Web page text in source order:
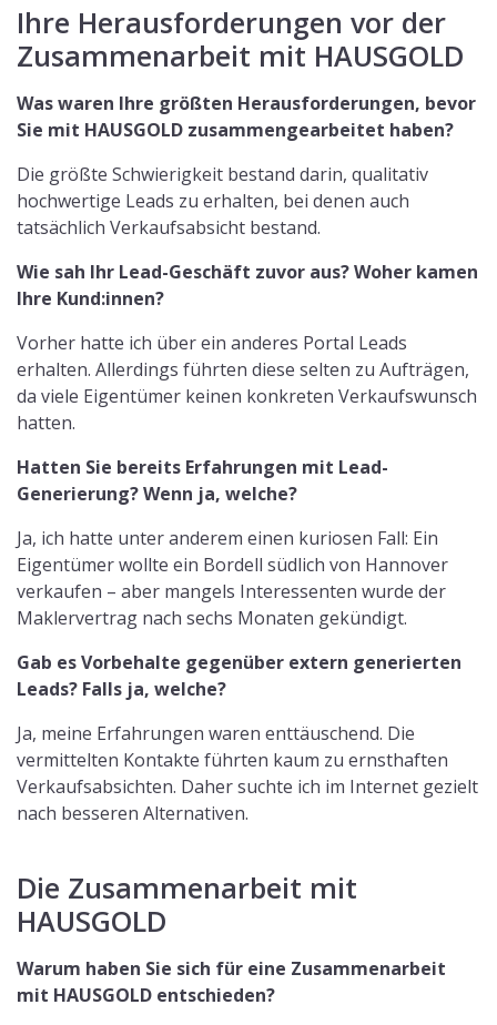
Ihre Herausforderungen vor der
Zusammenarbeit mit HAUSGOLD
Was waren Ihre größten Herausforderungen, bevor
Sie mit HAUSGOLD zusammengearbeitet haben?
Die größte Schwierigkeit bestand darin, qualitativ
hochwertige Leads zu erhalten, bei denen auch
tatsächlich Verkaufsabsicht bestand.
Wie sah Ihr Lead-Geschäft zuvor aus? Woher kamen
Ihre Kund:innen?
Vorher hatte ich über ein anderes Portal Leads
erhalten. Allerdings führten diese selten zu Aufträgen,
da viele Eigentümer keinen konkreten Verkaufswunsch
hatten.
Hatten Sie bereits Erfahrungen mit Lead-
Generierung? Wenn ja, welche?
Ja, ich hatte unter anderem einen kuriosen Fall: Ein
Eigentümer wollte ein Bordell südlich von Hannover
verkaufen – aber mangels Interessenten wurde der
Maklervertrag nach sechs Monaten gekündigt.
Gab es Vorbehalte gegenüber extern generierten
Leads? Falls ja, welche?
Ja, meine Erfahrungen waren enttäuschend. Die
vermittelten Kontakte führten kaum zu ernsthaften
Verkaufsabsichten. Daher suchte ich im Internet gezielt
nach besseren Alternativen.
Die Zusammenarbeit mit
HAUSGOLD
Warum haben Sie sich für eine Zusammenarbeit
mit HAUSGOLD entschieden?